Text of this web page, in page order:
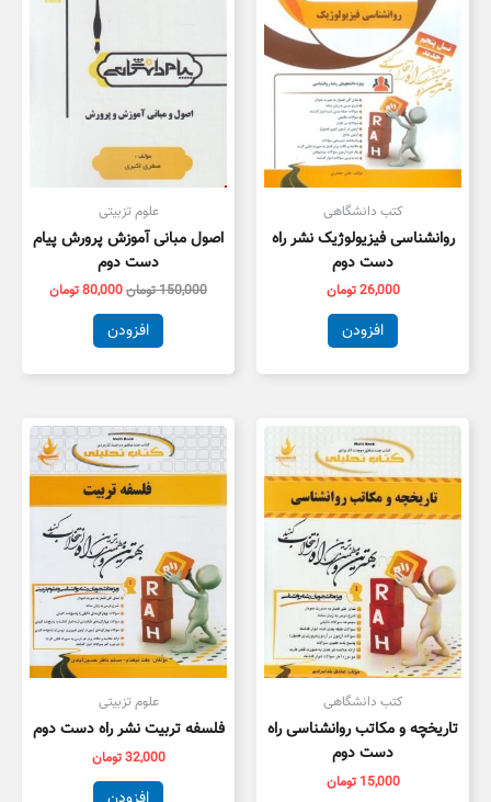
کتب دانشگاهی
روانشناسی فیزیولوژیک نشر راه
دست دوم
26,000تومان
افزودن
علوم تزبیتی
اصول مبانی آموزش پرورش پیام
دست دوم
150,000تومان80,000تومان
افزودن
کتب دانشگاهی
تاریخچه و مکاتب روانشناسی راه
دست دوم
15,000 تومان
علوم تزبیتی
فلسفه تربیت نشر راه دست دوم
32,000تومان